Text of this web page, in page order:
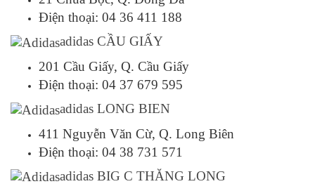
Điện thoại: 04 36 411 188
adidas CẦU GIẤY
201 Cầu Giấy, Q. Cầu Giấy
Điện thoại: 04 37 679 595
adidas LONG BIEN
411 Nguyễn Văn Cừ, Q. Long Biên
Điện thoại: 04 38 731 571
adidas BIG C THĂNG LONG